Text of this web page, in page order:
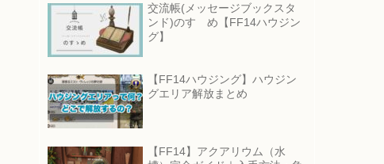
交流帳(メッセージブックスタ
ンド)のすゝめ【FF14ハウジン
グ】
【FF14ハウジング】ハウジン
グエリア解放まとめ
【FF14】アクアリウム（水